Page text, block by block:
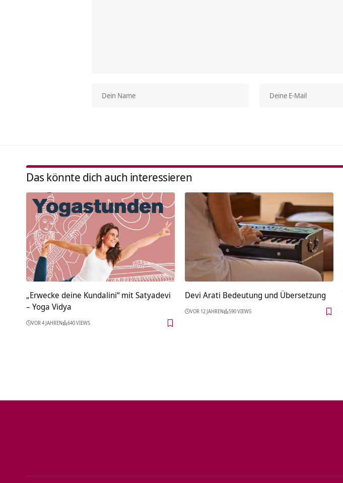
Das könnte dich auch interessieren
„Erwecke deine Kundalini“ mit Satyadevi
– Yoga Vidya
VOR 4 JAHREN 640 VIEWS
Devi Arati Bedeutung und Übersetzung
VOR 12 JAHREN 590 VIEWS